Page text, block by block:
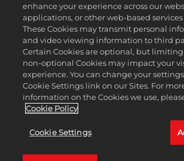
©2026 Gearbox Software。2K Games發行。
Borderlands和相關標誌皆為Gearbox Software,
為Take-Two Interactive Software, Inc.的商標。所有
各自所有者的財產。保留所有權利。
如果你要找的是「Borderlands Research Institute
你要找的是「Borderland Sciences Research
。
enhance your experience across our
applications, or other web-based services
These Cookies may transmit personal
and video viewing information to third
Certain Cookies are optional, but
non-optional Cookies may impact your
experience. You can change your
Cookie Settings link on our Sites. For
information on the Cookies we use,
Cookie Policy
Cookie Settings